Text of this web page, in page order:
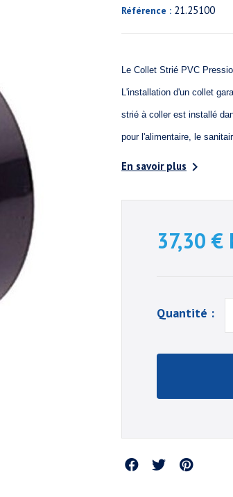
Référence : 21.25100
Le Collet Strié PVC
L'installation d'un collet
strié à coller est installé
pour l'alimentaire, le
En savoir plus 
37,30 €
Quantité :
Partager